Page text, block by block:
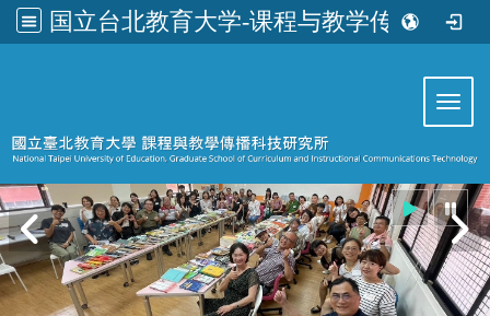
国立台北教育大学-课程与教学传播科技研究所